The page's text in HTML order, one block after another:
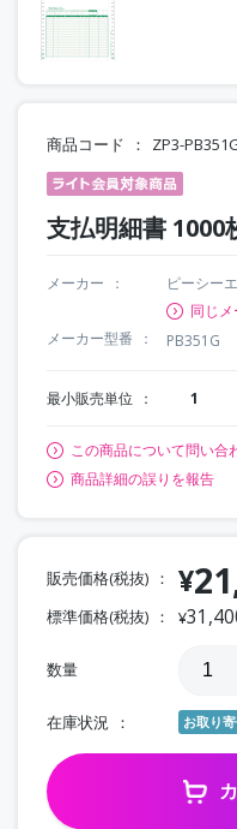
商品コード ZP3-
支払明細書 1000
メーカー
ピーシー
同じ
メーカー型番
PB351G
最小販売単位 1
この商品について問い合
商品詳細の誤りを報告
販売価格(税抜) ¥
標準価格(税抜) ¥
数量
在庫状況 お取り